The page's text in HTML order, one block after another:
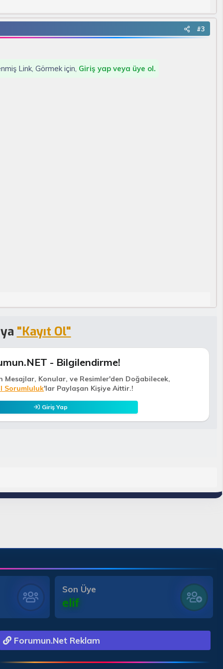
#3
Link, Görmek için, Giriş yap veya üye ol.
"Kayıt Ol"
- Bilgilendirme!
Mesajlar, Konular, ve Resimler'den Doğabilecek,
Sorumluluk'lar Paylaşan Kişiye Aittir.!
Giriş Yap
Son Üye
elif
Forumun.Net Reklam